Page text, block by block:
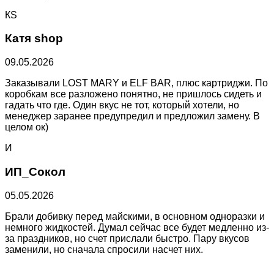
КS
Катя shop
09.05.2026
Заказывали LOST MARY и ELF BAR, плюс картриджи. По
коробкам все разложено понятно, не пришлось сидеть и
гадать что где. Один вкус не тот, который хотели, но
менеджер заранее предупредил и предложил замену. В
целом ок)
И
ИП_Сокол
05.05.2026
Брали добивку перед майскими, в основном одноразки и
немного жидкостей. Думал сейчас все будет медленно из-
за праздников, но счет прислали быстро. Пару вкусов
заменили, но сначала спросили насчет них.